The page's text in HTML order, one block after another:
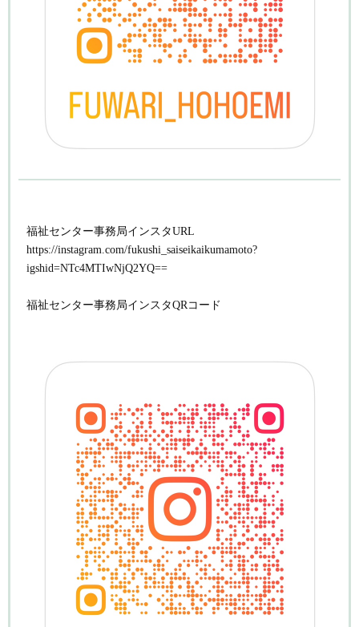
福祉センター事務局インスタURL
https://instagram.com/fukushi_saiseikaikumamoto?
igshid=NTc4MTIwNjQ2YQ==
福祉センター事務局インスタQRコード